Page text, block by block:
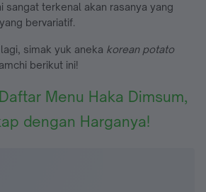
sangat terkenal akan rasanya yang
bervariatif.
simak yuk aneka korean potato
berikut ini!
Daftar Menu Haka Dimsum,
dengan Harganya!